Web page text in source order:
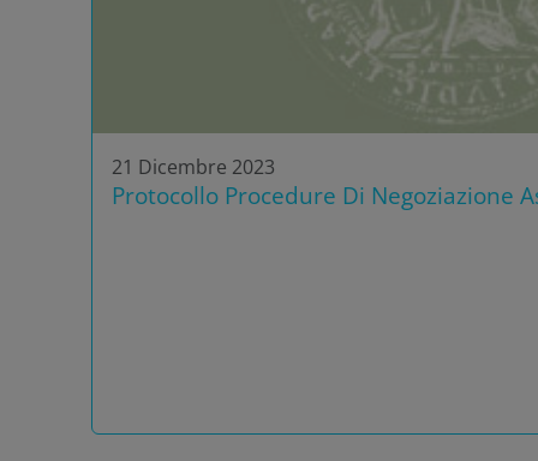
21 Dicembre 2023
Protocollo Procedure Di Negoziazione